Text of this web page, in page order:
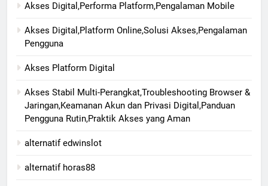
Akses Digital,Performa Platform,Pengalaman Mobile
Akses Digital,Platform Online,Solusi Akses,Pengalaman
Pengguna
Akses Platform Digital
Akses Stabil Multi-Perangkat,Troubleshooting Browser &
Jaringan,Keamanan Akun dan Privasi Digital,Panduan
Pengguna Rutin,Praktik Akses yang Aman
alternatif edwinslot
alternatif horas88